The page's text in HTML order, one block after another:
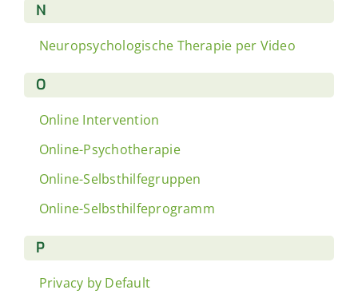
N
Neuropsychologische Therapie per Video
O
Online Intervention
Online-Psychotherapie
Online-Selbsthilfegruppen
Online-Selbsthilfeprogramm
P
Privacy by Default